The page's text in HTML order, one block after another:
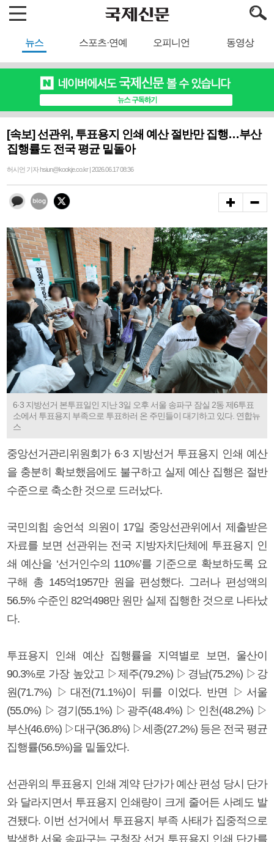
뉴스 스포츠·연예 오피니언 동영상
[속보] 선관위, 투표용지 인쇄 예산 절반만 집행…부산
집행률도 전국 평균 밑돌아
허시언 기자 hsiun@kookje.co.kr | 2026.06.17 08:36
6·3 지방선거 본투표일인 지난 3일 오후 서울 송파구 잠실 2동 제6투표
소에서 투표용지 부족으로 투표하러 온 주민들이 대기하고 있다. 연합뉴
스
중앙선거관리위원회가 6·3 지방선거 투표용지 인쇄 예산
을 충분히 확보했음에도 불구하고 실제 예산 집행은 절반
수준으로 축소한 것으로 드러났다.
국민의힘 송언석 의원이 17일 중앙선관위에서 제출받은
자료를 보면 선관위는 전국 지방자치단체에 투표용지 인
쇄 예산을 ‘선거인수의 110%’를 기준으로 확보하도록 요
구해 총 145억1957만 원을 편성했다. 그러나 편성액의
56.5% 수준인 82억498만 원만 실제 집행한 것으로 나타났
다.
투표용지 인쇄 예산 집행률을 지역별로 보면, 울산이
90.3%로 가장 높았고 ▷제주(79.2%) ▷경남(75.2%) ▷강
원(71.7%) ▷대전(71.1%)이 뒤를 이었다. 반면 ▷서울
(55.0%) ▷경기(55.1%) ▷광주(48.4%) ▷인천(48.2%) ▷
부산(46.6%) ▷대구(36.8%) ▷세종(27.2%) 등은 전국 평균
집행률(56.5%)을 밑돌았다.
선관위의 투표용지 인쇄 계약 단가가 예산 편성 당시 단가
와 달라지면서 투표용지 인쇄량이 크게 줄어든 사례도 발
견됐다. 이번 선거에서 투표용지 부족 사태가 집중적으로
발생한 서울 송파구는 구청장 선거 투표용지 인쇄 단가를